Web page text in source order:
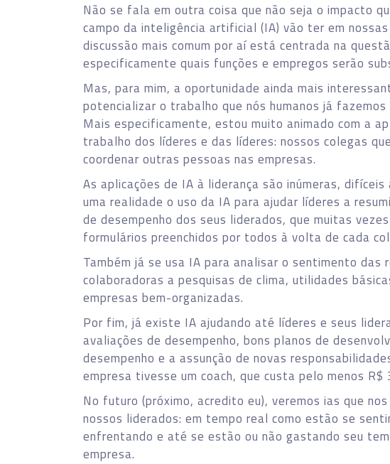
Não se fala em outra coisa que não seja o impacto
campo da inteligência artificial (IA) vão ter em
discussão mais comum por aí está centrada na
especificamente quais funções e empregos serão
Mas, para mim, a oportunidade ainda mais
potencializar o trabalho que nós humanos já
Mais especificamente, estou muito animado com a
trabalho dos líderes e das líderes: nossos colegas
coordenar outras pessoas nas empresas.
As aplicações de IA à liderança são inúmeras,
uma realidade o uso da IA para ajudar líderes a
de desempenho dos seus liderados, que muitas
formulários preenchidos por todos à volta de cada
Também já se usa IA para analisar o sentimento das
colaboradoras a pesquisas de clima, utilidades
empresas bem-organizadas.
Por fim, já existe IA ajudando até líderes e seus
avaliações de desempenho, bons planos de
desempenho e a assunção de novas
empresa tivesse um coach, que custa pelo menos
No futuro (próximo, acredito eu), veremos ias que
nossos liderados: em tempo real como estão se
enfrentando e até se estão ou não gastando seu
empresa.